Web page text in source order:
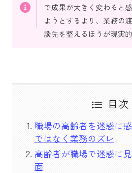
で成果が大きく変わると
ようとするより、業務の
談先を整えるほうが現実的
目次
職場の高齢者を迷惑に
ではなく業務のズレ
高齢者が職場で迷惑に
面